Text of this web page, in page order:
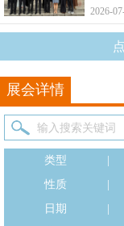
2026-
展会详情
类型
性质
日期